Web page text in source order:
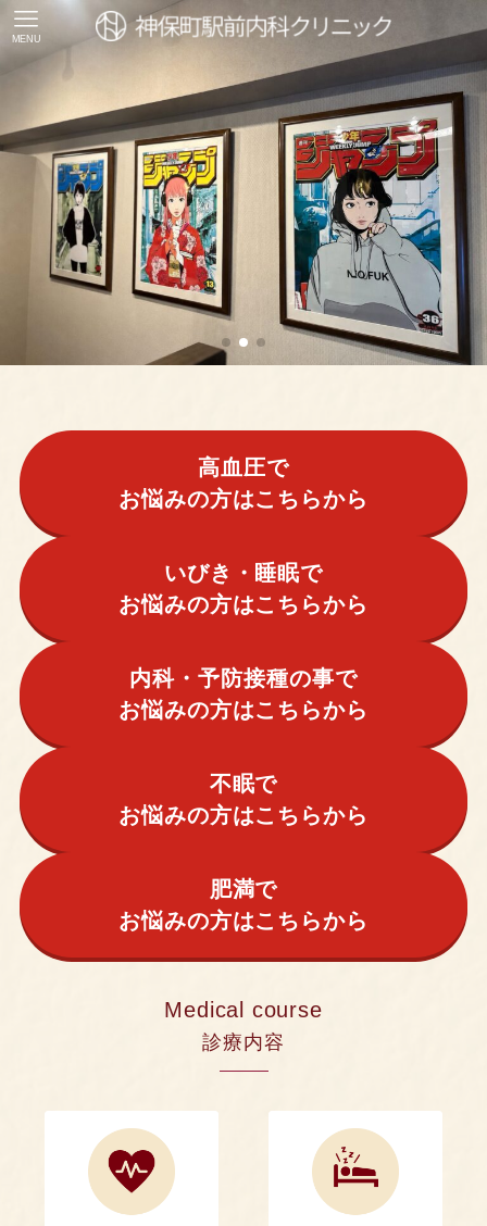
MENU
高血圧で
お悩みの方はこちらから
いびき・睡眠で
お悩みの方はこちらから
内科・予防接種の事で
お悩みの方はこちらから
不眠で
お悩みの方はこちらから
肥満で
お悩みの方はこちらから
Medical course
診療内容